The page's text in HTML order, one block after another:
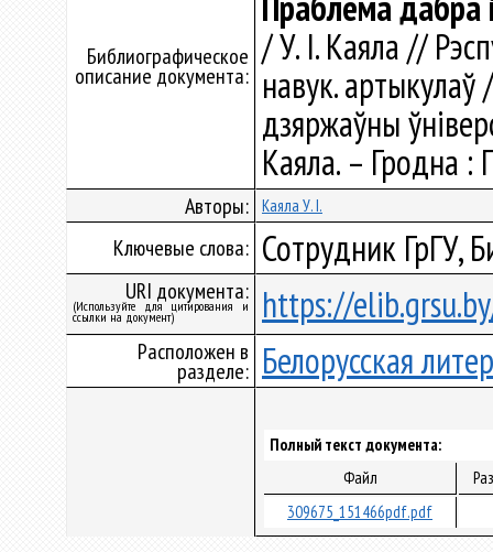
Библиографическое
описание документа:
/ У. I. Каяла //
навук. артыкулаў
дзяржаўны
Каяла. – Гродна :
Авторы: Каяла У. I.
Ключевые слова: Сотрудник ГрГУ,
URI документа:
(Используйте для цитирования и
ссылки на документ) https://
Расположен в
разделе: Белорусская
Полный текст документа:
Файл
309675_151466pdf.pdf